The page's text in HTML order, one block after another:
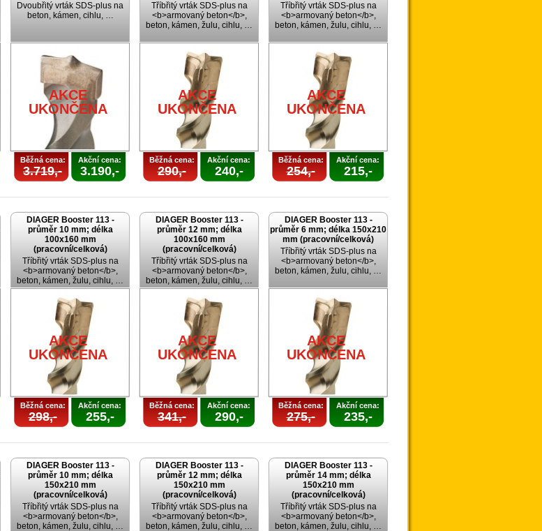
Dvoubřitý vrták SDS-plus na
beton, kámen, cihlu, …
AKCE
UKONČENA
Běžná cena:
3.719,-
Akční cena:
3.190,-
Tříbřitý vrták SDS-plus na
<b>armovaný beton</b>,
beton, kámen, žulu, cihlu, …
AKCE
UKONČENA
Běžná cena:
290,-
Akční cena:
240,-
Tříbřitý vrták SDS-plus na
<b>armovaný beton</b>,
beton, kámen, žulu, cihlu, …
AKCE
UKONČENA
Běžná cena:
254,-
Akční cena:
215,-
DIAGER Booster 113 -
průměr 10 mm; délka
100x160 mm
(pracovní/celková)
Tříbřitý vrták SDS-plus na
<b>armovaný beton</b>,
beton, kámen, žulu, cihlu, …
AKCE
UKONČENA
Běžná cena:
298,-
Akční cena:
255,-
DIAGER Booster 113 -
průměr 12 mm; délka
100x160 mm
(pracovní/celková)
Tříbřitý vrták SDS-plus na
<b>armovaný beton</b>,
beton, kámen, žulu, cihlu, …
AKCE
UKONČENA
Běžná cena:
341,-
Akční cena:
290,-
DIAGER Booster 113 -
průměr 6 mm; délka 150x210
mm (pracovní/celková)
Tříbřitý vrták SDS-plus na
<b>armovaný beton</b>,
beton, kámen, žulu, cihlu, …
AKCE
UKONČENA
Běžná cena:
275,-
Akční cena:
235,-
DIAGER Booster 113 -
průměr 10 mm; délka
150x210 mm
(pracovní/celková)
Tříbřitý vrták SDS-plus na
<b>armovaný beton</b>,
beton, kámen, žulu, cihlu, …
DIAGER Booster 113 -
průměr 12 mm; délka
150x210 mm
(pracovní/celková)
Tříbřitý vrták SDS-plus na
<b>armovaný beton</b>,
beton, kámen, žulu, cihlu, …
DIAGER Booster 113 -
průměr 14 mm; délka
150x210 mm
(pracovní/celková)
Tříbřitý vrták SDS-plus na
<b>armovaný beton</b>,
beton, kámen, žulu, cihlu, …